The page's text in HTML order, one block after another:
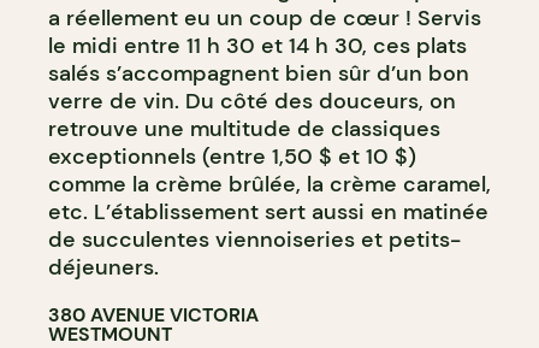
a réellement eu un coup de cœur ! Servis
le midi entre 11 h 30 et 14 h 30, ces plats
salés s’accompagnent bien sûr d’un bon
verre de vin. Du côté des douceurs, on
retrouve une multitude de classiques
exceptionnels (entre 1,50 $ et 10 $)
comme la crème brûlée, la crème caramel,
etc. L’établissement sert aussi en matinée
de succulentes viennoiseries et petits-
déjeuners.
380 AVENUE VICTORIA
WESTMOUNT